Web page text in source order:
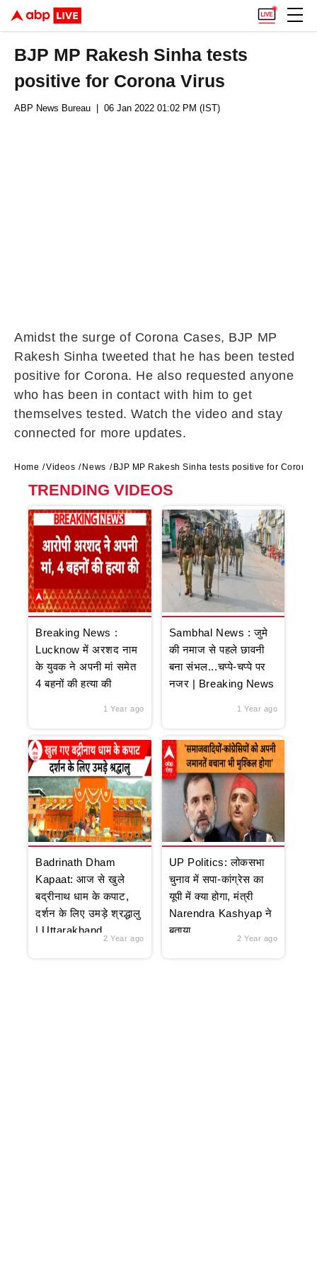
BJP MP Rakesh Sinha tests
positive for Corona Virus
ABP News Bureau | 06 Jan 2022 01:02 PM (IST)
Amidst the surge of Corona Cases, BJP MP
Rakesh Sinha tweeted that he has been tested
positive for Corona. He also requested anyone
who has been in contact with him to get
themselves tested. Watch the video and stay
connected for more updates.
Home Videos News BJP MP Rakesh Sinha tests positive for Corona
TRENDING VIDEOS
Breaking News :
Lucknow में अरशद नाम
के युवक ने अपनी मां समेत
4 बहनों की हत्या की
1 Year ago
Sambhal News : जुमे
की नमाज से पहले छावनी
बना संभल...चप्पे-चप्पे पर
नजर | Breaking News
1 Year ago
Badrinath Dham
Kapaat: आज से खुले
बद्रीनाथ धाम के कपाट,
दर्शन के लिए उमड़े श्रद्धालु
| Uttarakhand
2 Year ago
UP Politics: लोकसभा
चुनाव में सपा-कांग्रेस का
यूपी में क्या होगा, मंत्री
Narendra Kashyap ने
बताया
2 Year ago